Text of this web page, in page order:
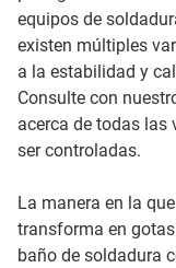
equipos de
existen múltiples
a la estabilidad y
Consulte con
acerca de todas las
ser controladas.
La manera en la
transforma en
baño de soldadura